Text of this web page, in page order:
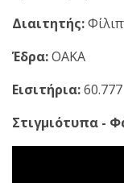
Διαιτητής:
Έδρα:ΟΑΚΑ
Εισιτήρια:60.777
Στιγμιότυπα -